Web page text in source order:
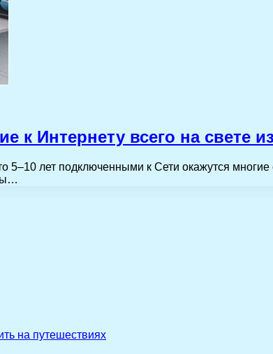
к Интернету всего на свете
то 5–10 лет подключенными к Сети окажутся
на путешествиях